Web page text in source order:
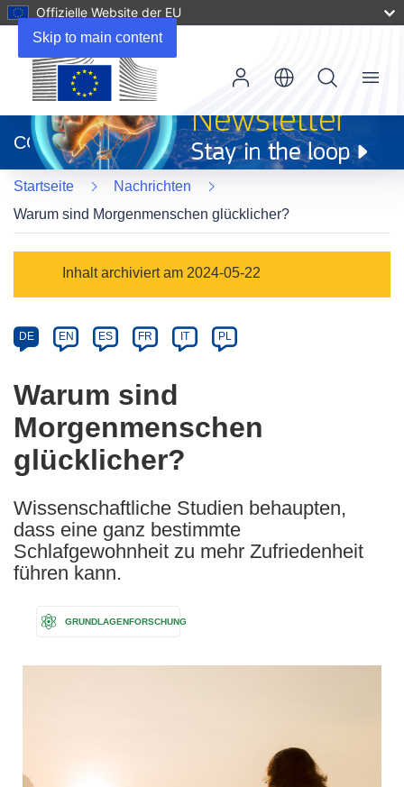
Skip to main content
Offizielle Website der EU
neuem
Fenster)
CORDIS
Menu
Startseite
Nachrichten
Warum sind Morgenmenschen glücklicher?
Category
Inhalt archiviert am 2024-05-22
Article
available
the
following
languages:
DE EN ES FR IT PL
Warum sind
Morgenmenschen
glücklicher?
Wissenschaftliche Studien behaupten,
dass eine ganz bestimmte
Schlafgewohnheit zu mehr Zufriedenheit
führen kann.
GRUNDLAGENFORSCHUNG